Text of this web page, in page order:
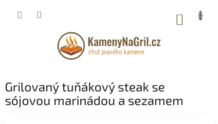
Grilovaný tuňákový steak se
sójovou marinádou a sezamem